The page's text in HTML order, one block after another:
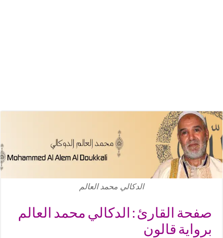
الدكالي محمد العالم
صفحة القارئ : الدكالي محمد العالم
برواية قالون